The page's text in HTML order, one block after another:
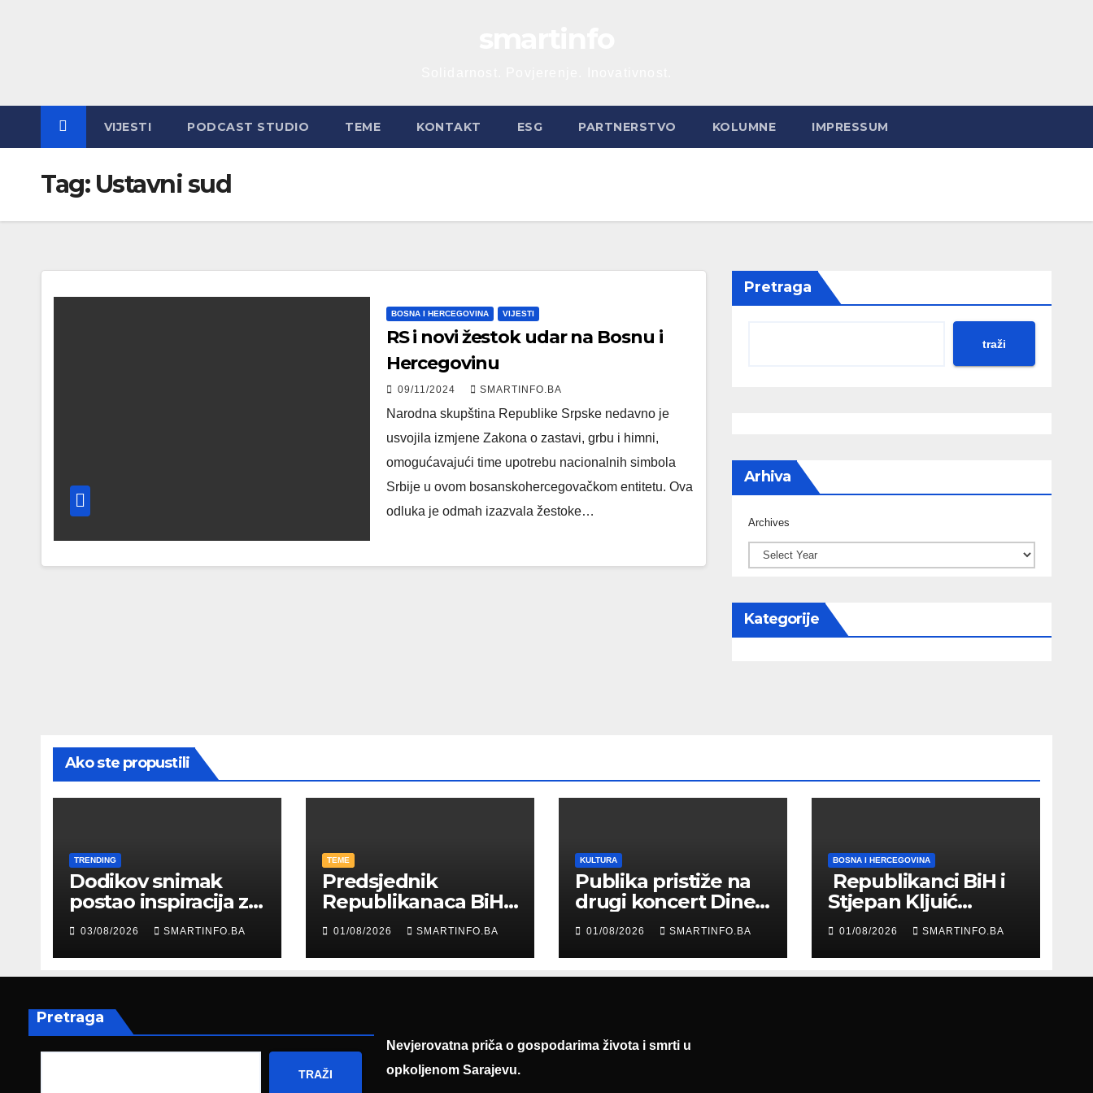
VIJESTI PODCAST STUDIO TEME KONTAKT ESG PARTNERSTVO KOLUMNE IMPRESSUM
Tag: Ustavni sud
BOSNA I HERCEGOVINA VIJESTI
RS i novi žestok udar na Bosnu i
Hercegovinu
09/11/2024 SMARTINFO.BA
Narodna skupština Republike Srpske nedavno je
usvojila izmjene Zakona o zastavi, grbu i himni,
omogućavajući time upotrebu nacionalnih simbola
Srbije u ovom bosanskohercegovačkom entitetu. Ova
odluka je odmah izazvala žestoke…
Pretraga
traži
Arhiva
Archives
Kategorije
Ako ste propustili
TRENDING
Dodikov snimak
postao inspiracija za
šale: Građani kroz
parodiju poslali
poruku
03/08/2026 SMARTINFO.BA
TEME
Predsjednik
Republikanaca BiH
Edin Garaplija
prisustvovao
prezentaciji
Federalnog sajma
01/08/2026 SMARTINFO.BA
KULTURA
Publika pristiže na
drugi koncert Dine
Merlina na Koševu
01/08/2026 SMARTINFO.BA
BOSNA I HERCEGOVINA
Republikanci BiH i
Stjepan Kljuić
razgovarali o
evropskom putu
Bosne i
Hercegovine
01/08/2026 SMARTINFO.BA
Pretraga
TRAŽI
Nevjerovatna priča o gospodarima života i smrti u
opkoljenom Sarajevu.